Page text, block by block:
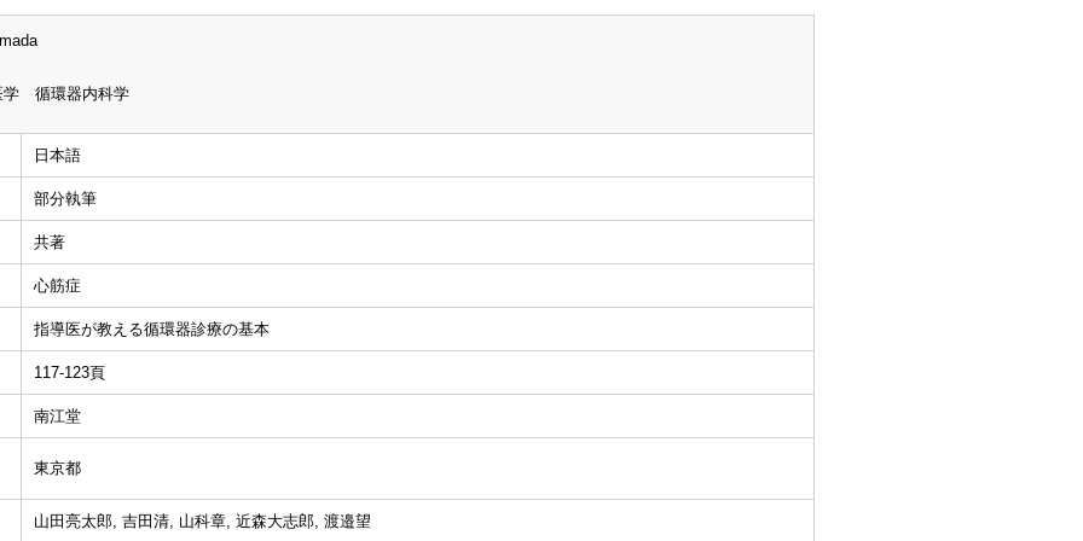
学 循環器内科学
日本語
部分執筆
共著
心筋症
指導医が教える循環器診療の基本
117-123頁
南江堂
東京都
山田亮太郎, 吉田清, 山科章, 近森大志郎, 渡邉望